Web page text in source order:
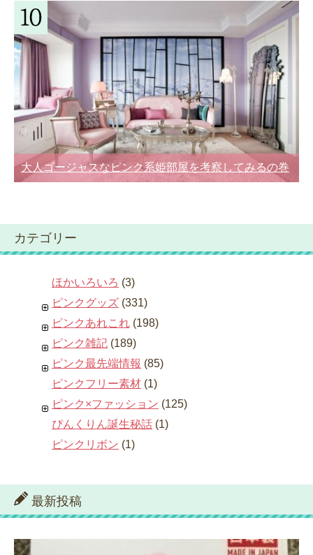
大人ゴージャスなピンク系姫部屋を考察してみるの巻
カテゴリー
ほかいろいろ (3)
ピンクグッズ (331)
ピンクあれこれ (198)
ピンク雑記 (189)
ピンク最先端情報 (85)
ピンクフリー素材 (1)
ピンク×ファッション (125)
ぴんくりん誕生秘話 (1)
ピンクリボン (1)
最新投稿